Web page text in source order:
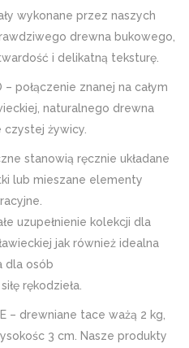
wykonane przez naszych
drewna bukowego,
i delikatną teksturę.
– połączenie znanej na całym
naturalnego drewna
czystej żywicy.
stanowią ręcznie układane
lub mieszane elementy
uzupełnienie kolekcji dla
jak również idealna
dla osób
rękodzieła.
– drewniane tace ważą 2 kg,
3 cm. Nasze produkty